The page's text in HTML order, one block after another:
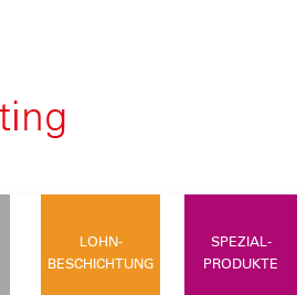
LOHN-
BESCHICHTUNG
SPEZIAL-
PRODUKTE